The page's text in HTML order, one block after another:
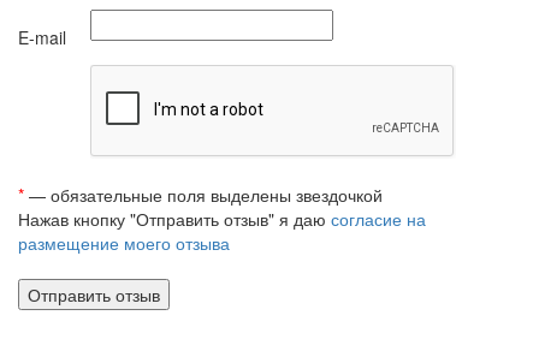
E-mail
* — обязательные поля выделены звездочкой
Нажав кнопку "Отправить отзыв" я даю согласие на
размещение моего отзыва